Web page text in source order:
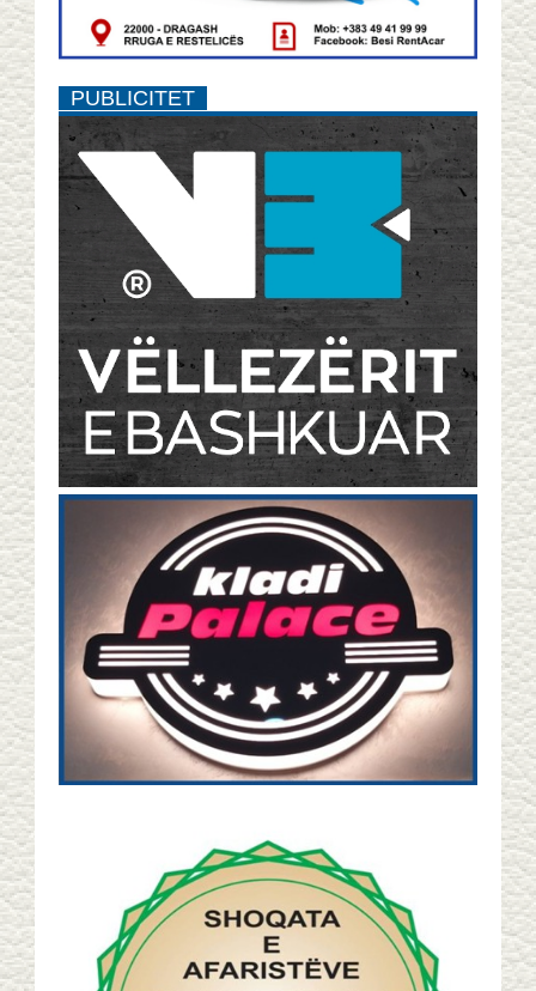
PUBLICITET